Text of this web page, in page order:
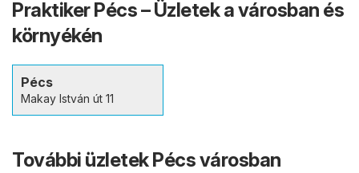
Praktiker Pécs – Üzletek a városban és
környékén
Pécs
Makay István út 11
További üzletek Pécs városban